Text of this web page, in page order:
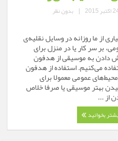
| بدون نظر
از ما روزانه در وسایل نقلیه‌ی
بر سر کار یا در منزل برای
دادن به موسیقی از هدفون
می‌کنیم. استفاده از هدفون
عمومی معمولا برای
بهتر موسیقی یا صرفا خلاص
از ...
بخوانید